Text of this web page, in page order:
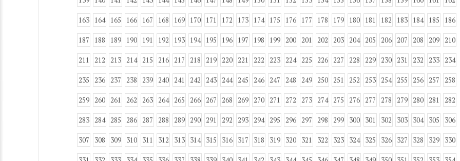
163 164 165 166 167 168 169 170 171 172 173 174 175 176 177 178 179 180 181 182 183 184 185 186
187 188 189 190 191 192 193 194 195 196 197 198 199 200 201 202 203 204 205 206 207 208 209 210
211 212 213 214 215 216 217 218 219 220 221 222 223 224 225 226 227 228 229 230 231 232 233 234
235 236 237 238 239 240 241 242 243 244 245 246 247 248 249 250 251 252 253 254 255 256 257 258
259 260 261 262 263 264 265 266 267 268 269 270 271 272 273 274 275 276 277 278 279 280 281 282
283 284 285 286 287 288 289 290 291 292 293 294 295 296 297 298 299 300 301 302 303 304 305 306
307 308 309 310 311 312 313 314 315 316 317 318 319 320 321 322 323 324 325 326 327 328 329 330